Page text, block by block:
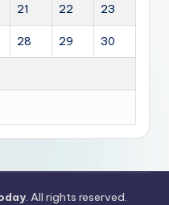
21 22 23
28 29 30
. All rights reserved.